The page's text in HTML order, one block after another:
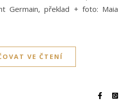
Germain, překlad + foto: Maia
VE ČTENÍ